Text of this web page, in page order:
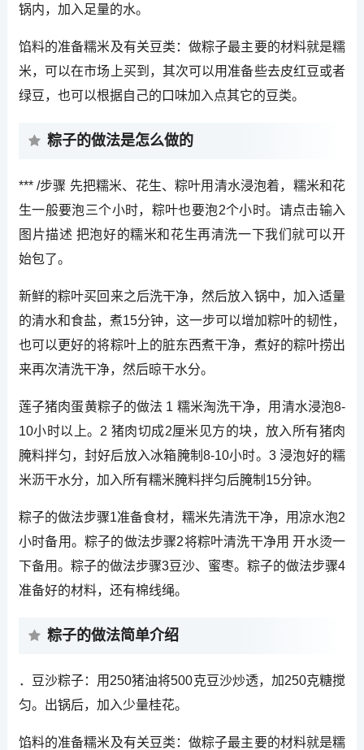
锅内，加入足量的水。
馅料的准备糯米及有关豆类：做粽子最主要的材料就是糯
米，可以在市场上买到，其次可以用准备些去皮红豆或者
绿豆，也可以根据自己的口味加入点其它的豆类。
粽子的做法是怎么做的
*** /步骤 先把糯米、花生、粽叶用清水浸泡着，糯米和花
生一般要泡三个小时，粽叶也要泡2个小时。请点击输入
图片描述 把泡好的糯米和花生再清洗一下我们就可以开
始包了。
新鲜的粽叶买回来之后洗干净，然后放入锅中，加入适量
的清水和食盐，煮15分钟，这一步可以增加粽叶的韧性，
也可以更好的将粽叶上的脏东西煮干净，煮好的粽叶捞出
来再次清洗干净，然后晾干水分。
莲子猪肉蛋黄粽子的做法 1 糯米淘洗干净，用清水浸泡8-
10小时以上。2 猪肉切成2厘米见方的块，放入所有猪肉
腌料拌匀，封好后放入冰箱腌制8-10小时。3 浸泡好的糯
米沥干水分，加入所有糯米腌料拌匀后腌制15分钟。
粽子的做法步骤1准备食材，糯米先清洗干净，用凉水泡2
小时备用。粽子的做法步骤2将粽叶清洗干净用 开水烫一
下备用。粽子的做法步骤3豆沙、蜜枣。粽子的做法步骤4
准备好的材料，还有棉线绳。
粽子的做法简单介绍
．豆沙粽子：用250猪油将500克豆沙炒透，加250克糖搅
匀。出锅后，加入少量桂花。
馅料的准备糯米及有关豆类：做粽子最主要的材料就是糯